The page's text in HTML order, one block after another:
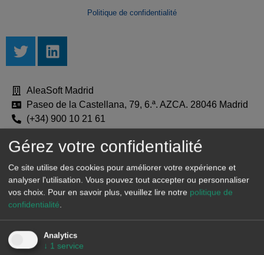
Politique de confidentialité
AleaSoft Madrid
Paseo de la Castellana, 79, 6.ª. AZCA. 28046 Madrid
(+34) 900 10 21 61
Gérez votre confidentialité
Ce site utilise des cookies pour améliorer votre expérience et
analyser l'utilisation. Vous pouvez tout accepter ou personnaliser
vos choix. Pour en savoir plus, veuillez lire notre politique de
confidentialité.
Analytics
↓ 1 service